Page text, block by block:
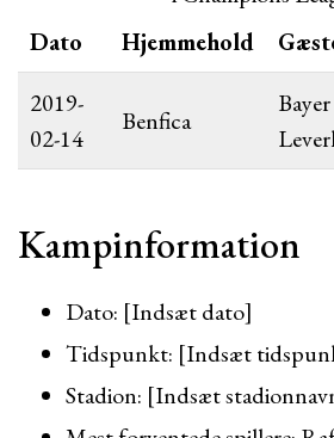
Dato
Hjemmehold
2019-
02-14
Benfica
Bayer
Kampinformation
Dato: [Indsæt dato]
Tidspunkt: [Indsæt
Stadion: [Indsæt